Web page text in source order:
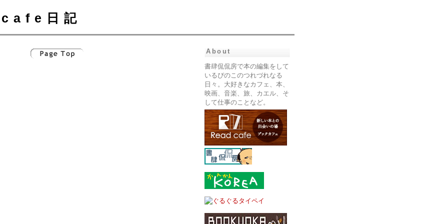
cafe日記
About
書肆侃侃房で本の編集をして
いるぴのこのつれづれなる
日々。大好きなカフェ、本、
映画、音楽、旅、カエル、そ
して仕事のことなど。